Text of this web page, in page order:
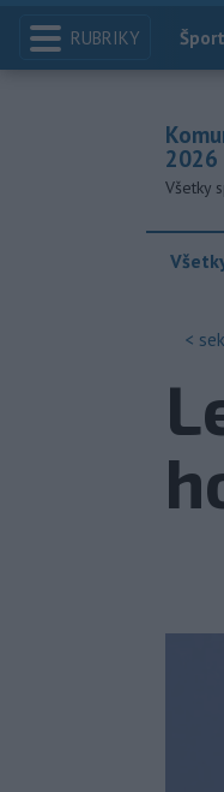
RUBRIKY Index
Šport
2026
Všetky
<